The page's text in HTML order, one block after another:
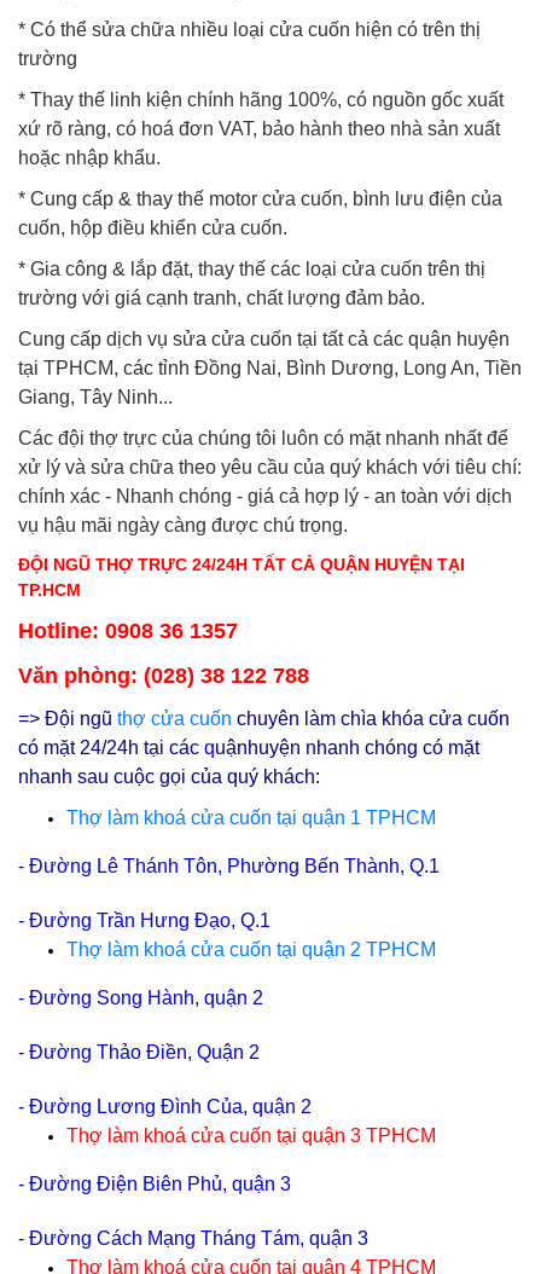
* Có thể sửa chữa nhiều loại cửa cuốn hiện có trên thị
trường
* Thay thế linh kiện chính hãng 100%, có nguồn gốc xuất
xứ rõ ràng, có hoá đơn VAT, bảo hành theo nhà sản xuất
hoặc nhập khẩu.
* Cung cấp & thay thế motor cửa cuốn, bình lưu điện của
cuốn, hộp điều khiển cửa cuốn.
* Gia công & lắp đặt, thay thế các loại cửa cuốn trên thị
trường với giá cạnh tranh, chất lượng đảm bảo.
Cung cấp dịch vụ sửa cửa cuốn tại tất cả các quận huyện
tại TPHCM, các tỉnh Đồng Nai, Bình Dương, Long An, Tiền
Giang, Tây Ninh...
Các đội thợ trực của chúng tôi luôn có mặt nhanh nhất để
xử lý và sửa chữa theo yêu cầu của quý khách với tiêu chí:
chính xác - Nhanh chóng - giá cả hợp lý - an toàn với dịch
vụ hậu mãi ngày càng được chú trọng.
ĐỘI NGŨ THỢ TRỰC 24/24H TẤT CẢ QUẬN HUYỆN TẠI
TP.HCM
Hotline: 0908 36 1357
Văn phòng: (028) 38 122 788
=> Đội ngũ thợ cửa cuốn chuyên làm chìa khóa cửa cuốn
có mặt 24/24h tại các quậnhuyện nhanh chóng có mặt
nhanh sau cuộc gọi của quý khách:
Thợ làm khoá cửa cuốn tại quận 1 TPHCM
- Đường Lê Thánh Tôn, Phường Bến Thành, Q.1
- Đường Trần Hưng Đạo, Q.1
Thợ làm khoá cửa cuốn tại quận 2 TPHCM
- Đường Song Hành, quận 2
- Đường Thảo Điền, Quận 2
- Đường Lương Đình Của, quận 2
Thợ làm khoá cửa cuốn tại quận 3 TPHCM
- Đường Điện Biên Phủ, quận 3
- Đường Cách Mạng Tháng Tám, quận 3
Thợ làm khoá cửa cuốn tại quận 4 TPHCM